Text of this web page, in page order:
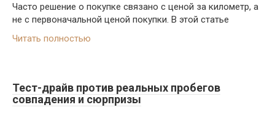
Часто решение о покупке связано с ценой за километр, а
не с первоначальной ценой покупки. В этой статье
Читать полностью
Тест-драйв против реальных пробегов
совпадения и сюрпризы